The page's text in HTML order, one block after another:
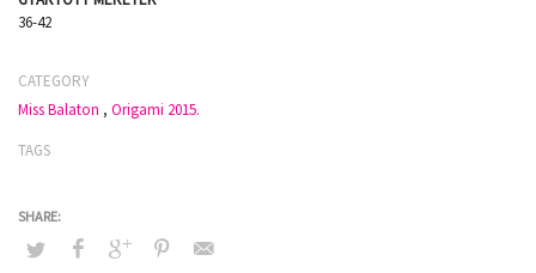
36-42
CATEGORY
Miss Balaton , Origami 2015.
TAGS